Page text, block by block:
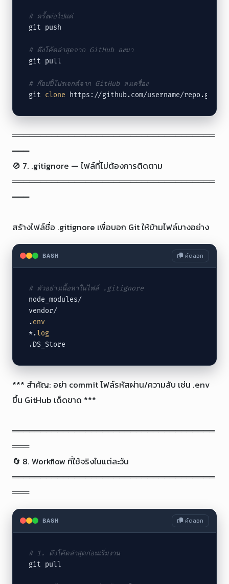
# ครั้งต่อไปแค่
git push
# ดึงโค้ดล่าสุดจาก GitHub ลงมา
git pull
# ก๊อปปี้โปรเจกต์จาก GitHub ลงเครื่อง
git clone https://github.com/username/repo.git
════════════════════════════════════
═══
🚫 7. .gitignore — ไฟล์ที่ไม่ต้องการติดตาม
════════════════════════════════════
═══
สร้างไฟล์ชื่อ .gitignore เพื่อบอก Git ให้ข้ามไฟล์บางอย่าง
BASH คัดลอก
# ตัวอย่างเนื้อหาในไฟล์ .gitignore
node_modules/
vendor/
.env
*. log
.DS_Store
*** สำคัญ: อย่า commit ไฟล์รหัสผ่าน/ความลับ เช่น .env
ขึ้น GitHub เด็ดขาด ***
════════════════════════════════════
═══
🔄 8. Workflow ที่ใช้จริงในแต่ละวัน
════════════════════════════════════
═══
BASH คัดลอก
# 1. ดึงโค้ดล่าสุดก่อนเริ่มงาน
git pull